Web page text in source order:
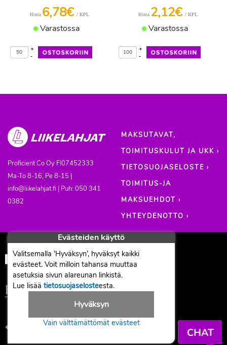
Hinta 6,78€ / KPL
Varastossa
-
+
Hinta 2,12€ / KPL
Varastossa
-
+
Proficient Co Oy FI07452333
Ma-To 8-16, Pe 8-15 |
info@liikelahjat.fi | Puh: 050 341
0382
MAKSUTAVAT,
TOIMITUSKULUT JA UKK ›
TIETOSUOJASELOSTE ›
TOIMITUS-JA
MAKSUEHDOT ›
YHTEYDENOTTO ›
Evästeiden käyttö
Valitsemalla ’Hyväksyn’, hyväksyt kaikki
evästeet. Voit milloin tahansa muuttaa
asetuksia sivun alareunan linkistä.
Lue lisää tietosuojaselosteesta.
Hyväksyn
Vain välttämättömät evästeet